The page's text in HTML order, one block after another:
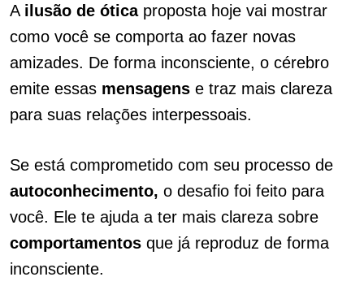
A ilusão de óticaproposta hoje vai mostrar
como você se comporta ao fazer novas
amizades. De forma inconsciente, o cérebro
emite essas mensagens e traz mais clareza
para suas relações interpessoais.
Se está comprometido com seu processo de
autoconhecimento, o desafio foi feito para
você. Ele te ajuda a ter mais clareza sobre
comportamentos que já reproduz de forma
inconsciente.